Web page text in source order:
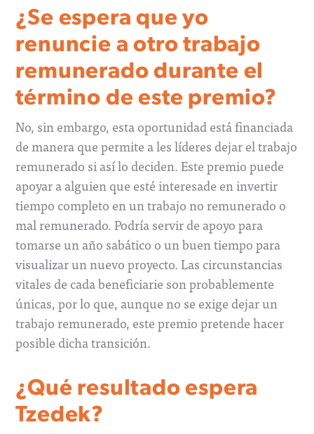
¿Se espera que yo
renuncie a otro trabajo
remunerado durante el
término de este premio?
No, sin embargo, esta oportunidad está financiada
de manera que permite a les líderes dejar el trabajo
remunerado si así lo deciden. Este premio puede
apoyar a alguien que esté interesade en invertir
tiempo completo en un trabajo no remunerado o
mal remunerado. Podría servir de apoyo para
tomarse un año sabático o un buen tiempo para
visualizar un nuevo proyecto. Las circunstancias
vitales de cada beneficiarie son probablemente
únicas, por lo que, aunque no se exige dejar un
trabajo remunerado, este premio pretende hacer
posible dicha transición.
¿Qué resultado espera
Tzedek?